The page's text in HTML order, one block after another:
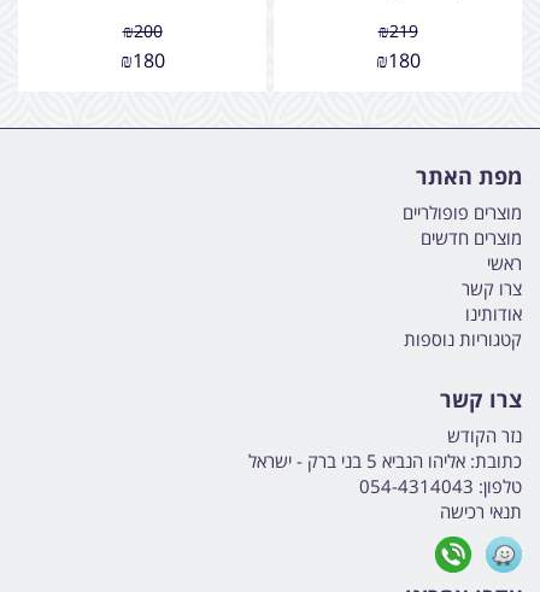
₪219
₪180
₪200
₪180
מפת האתר
מוצרים פופולריים
מוצרים חדשים
ראשי
צרו קשר
אודותינו
קטגוריות נוספות
צרו קשר
נזר הקודש
כתובת: אליהו הנביא 5 בני ברק - ישראל
טלפון: 054-4314043
תנאי רכישה